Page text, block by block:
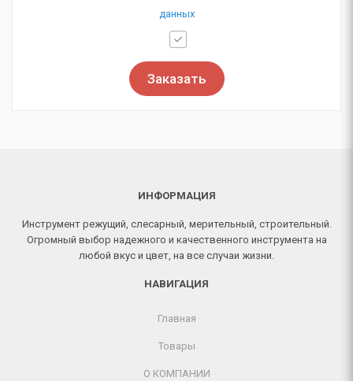
данных
Заказать
ИНФОРМАЦИЯ
Инструмент режущий, слесарный, мерительный, строительный.
Огромный выбор надежного и качественного инструмента на
любой вкус и цвет, на все случаи жизни.
НАВИГАЦИЯ
Главная
Товары
О КОМПАНИИ